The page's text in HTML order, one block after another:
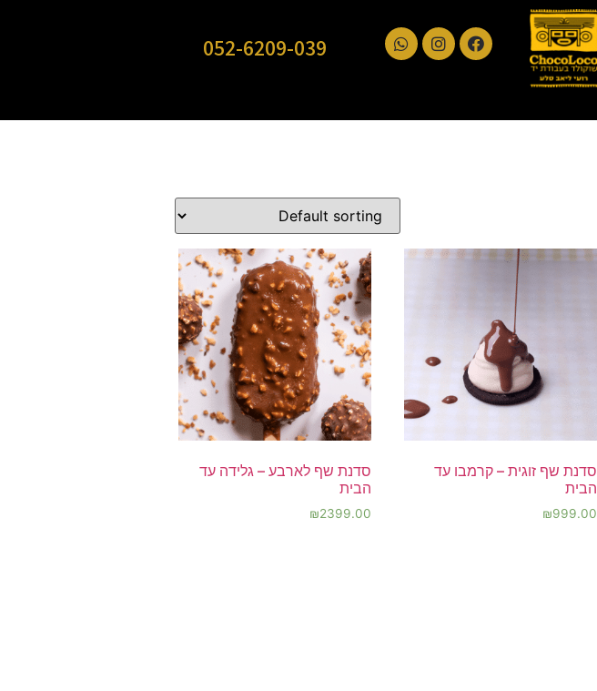
052-6209-039
סדנת שף זוגית – קרמבו עד
הבית
₪999.00
סדנת שף לארבע – גלידה עד
הבית
₪2399.00